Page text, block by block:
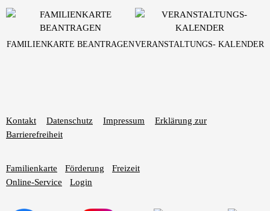
Kontakt Datenschutz Impressum
Erklärung zur
Barrierefreiheit
Familienkarte Förderung
Freizeit
Online-Service
Login
FAMILIENKARTE BEANTRAGENVERANSTALTUNGS- KALENDER